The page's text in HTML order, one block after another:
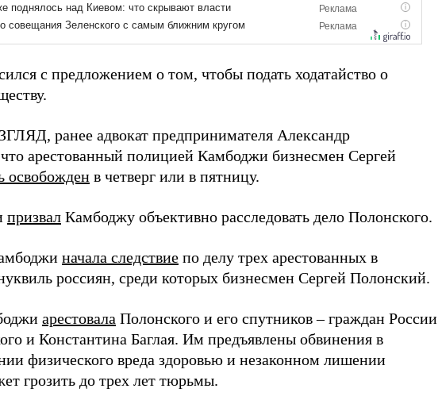
с предложением о том, чтобы подать ходатайство о
ранее адвокат предпринимателя Александр
арестованный полицией Камбоджи бизнесмен Сергей
освобожден в четверг или в пятницу.
призвал Камбоджу объективно расследовать дело Полонского.
начала следствие по делу трех арестованных в
россиян, среди которых бизнесмен Сергей Полонский.
арестовала Полонского и его спутников – граждан России
и Константина Баглая. Им предъявлены обвинения в
физического вреда здоровью и незаконном лишении
грозить до трех лет тюрьмы.